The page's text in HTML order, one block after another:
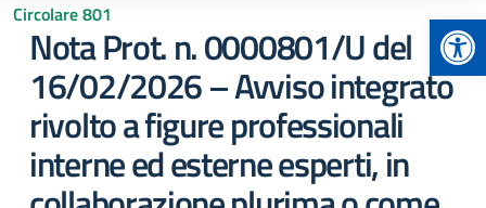
Circolare 801
Nota Prot. n. 0000801/U del
16/02/2026 – Avviso integrato
rivolto a figure professionali
interne ed esterne esperti, in